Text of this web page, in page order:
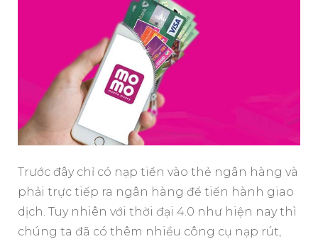
Trước đây chỉ có nạp tiền vào thẻ ngân hàng và
phải trực tiếp ra ngân hàng để tiến hành giao
dịch. Tuy nhiên với thời đại 4.0 như hiện nay thì
chúng ta đã có thêm nhiều công cụ nạp rút,